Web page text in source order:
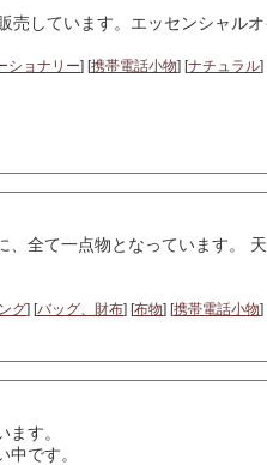
売しています。エッセンシャル
ショナリー] [携帯電話小物] [ナチュラル]
、全て一点物となっています。
グ] [バッグ、財布] [布物] [携帯電話小物]
す。
です。